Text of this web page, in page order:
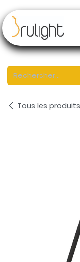
Tous les produits